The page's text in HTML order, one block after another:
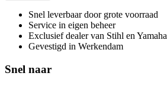
Snel leverbaar door grote voorraad
Service in eigen beheer
Exclusief dealer van Stihl en Yamaha
Gevestigd in Werkendam
Snel naar